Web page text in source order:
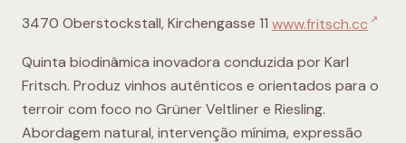
3470 Oberstockstall, Kirchengasse 11 www.fritsch.cc ↗
Quinta biodinâmica inovadora conduzida por Karl
Fritsch. Produz vinhos autênticos e orientados para o
terroir com foco no Grüner Veltliner e Riesling.
Abordagem natural, intervenção mínima, expressão